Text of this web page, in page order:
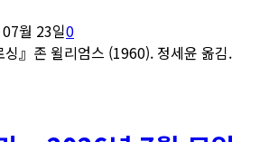
월 23일0
』존 윌리엄스 (1960). 정세윤 옮김.